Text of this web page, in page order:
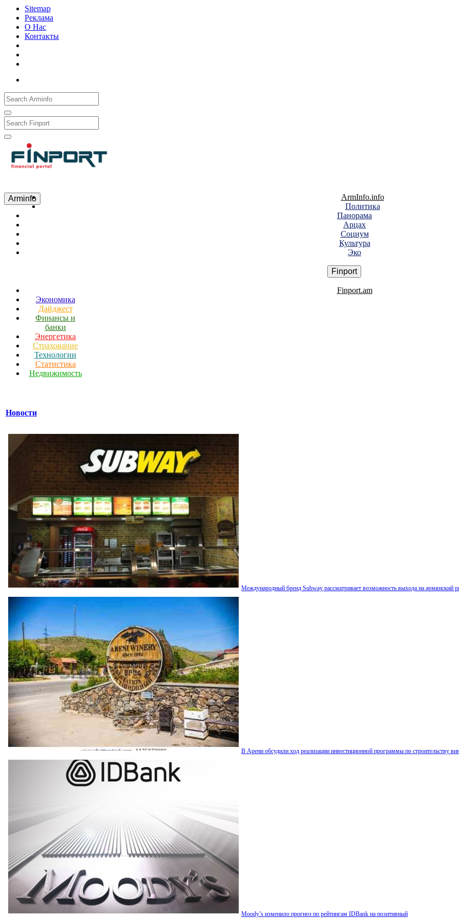
Sitemap
Реклама
О Нас
Контакты
Arminfo
ArmInfo.info
Политика
Панорама
Арцах
Социум
Культура
Эко
Finport
Finport.am
Экономика
Дайджест
Финансы и
банки
Энергетика
Страхование
Технологии
Статистика
Недвижимость
Новости
Международный бренд Subway рассматривает возможность выхода на армянский
В Арени обсудили ход реализации инвестиционной программы по строительству
Moody’s изменило прогноз по рейтингам IDBank на позитивный